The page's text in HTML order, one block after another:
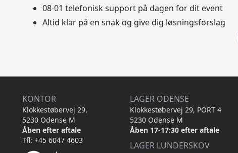
08-01 telefonisk support på dagen for dit event
Altid klar på en snak og give dig løsningsforslag
KONTOR
Klokkestøbervej 29,
5230 Odense M
Åben efter aftale
Tfl: +45 6047 4603
LAGER ODENSE
Klokkestøbervej 29, PORT 4
5230 Odense M
Åben 17-17:30 efter aftale
LAGER LUNDERSKOV